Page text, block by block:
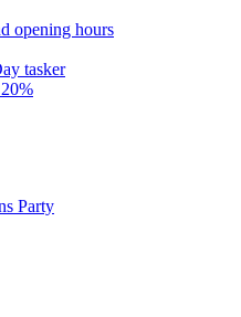
opening hours
tasker
Party